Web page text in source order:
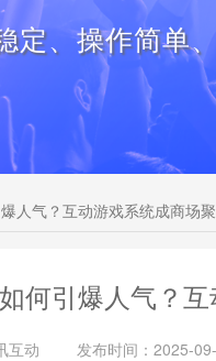
定、操作简单
人气？互动游戏系统成商场
何引爆人气？
互动 发布时间： 2025-